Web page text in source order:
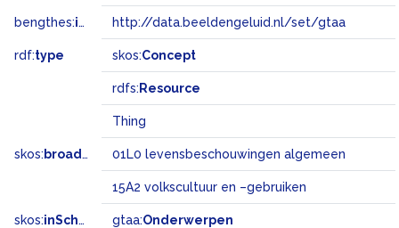
bengthes:inSet http://data.beeldengeluid.nl/set/gtaa
rdf:type skos:Concept
rdfs: Resource
Thing
skos: broadMatch 01L0 levensbeschouwingen algemeen
15A2 volkscultuur en –gebruiken
skos:inScheme gtaa:Onderwerpen